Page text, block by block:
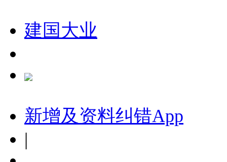
建国大业
新增及资料纠错App
|